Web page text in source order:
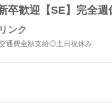
歓迎【SE】完全週
ンク
通費全額支給◎土日祝休み